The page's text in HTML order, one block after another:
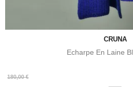
CRUNA
Echarpe En Laine
180,00 €
Prix